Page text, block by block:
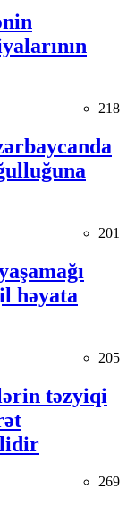
218
201
həyata
205
təzyiqi
269